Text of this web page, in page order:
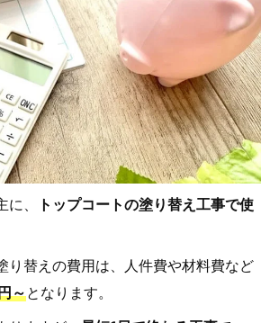
、
トップコートの塗り替え工事で使
り替えの費用は、人件費や材料費など
～となります。